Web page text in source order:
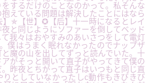
するだけのことなのかって。私そんな
えている問題は解決したことにはなら
】✯【世】✪【后】十一時になるとレイ
と同じようにソファーを倒してベッド
我々はおやすみのあいさつをして電灯
僕はうまく眠れなかったのでナップザ
魔の山を出してずっと読んでいた。十
がそっと開いて直子がやってきて僕の
昨夜とちがって直子はいつもと同じ直
りとしていなかったしc動作もきびきび